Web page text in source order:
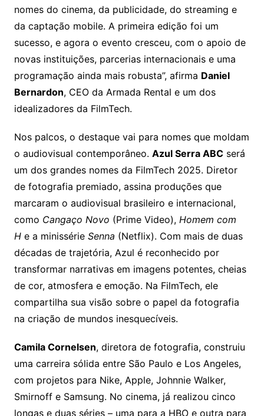
nomes do cinema, da publicidade, do streaming e
da captação mobile. A primeira edição foi um
sucesso, e agora o evento cresceu, com o apoio de
novas instituições, parcerias internacionais e uma
programação ainda mais robusta”, afirma Daniel
Bernardon, CEO da Armada Rental e um dos
idealizadores da FilmTech.
Nos palcos, o destaque vai para nomes que moldam
o audiovisual contemporâneo. Azul Serra ABCserá
um dos grandes nomes da FilmTech 2025. Diretor
de fotografia premiado, assina produções que
marcaram o audiovisual brasileiro e internacional,
como Cangaço Novo (Prime Video), Homem com
He a minissérie Senna (Netflix). Com mais de duas
décadas de trajetória, Azul é reconhecido por
transformar narrativas em imagens potentes, cheias
de cor, atmosfera e emoção. Na FilmTech, ele
compartilha sua visão sobre o papel da fotografia
na criação de mundos inesquecíveis.
Camila Cornelsen, diretora de fotografia, construiu
uma carreira sólida entre São Paulo e Los Angeles,
com projetos para Nike, Apple, Johnnie Walker,
Smirnoff e Samsung. No cinema, já realizou cinco
longas e duas séries – uma para a HBO e outra para